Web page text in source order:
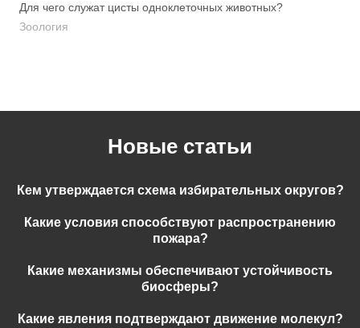
Для чего служат цисты одноклеточных животных?
Зоология
Новые статьи
Кем утверждается схема избирательных округов?
Какие условия способствуют распространению
пожара?
Какие механизмы обеспечивают устойчивость
биосферы?
Какие явления подтверждают движение молекул?